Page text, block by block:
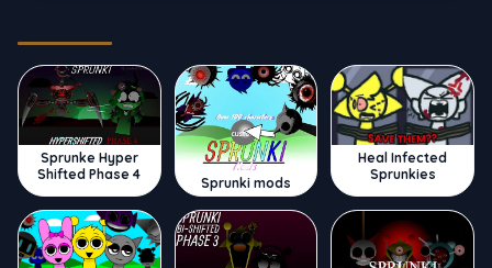
Sprunke Hyper
Shifted Phase 4
Sprunki mods
Heal Infected
Sprunkies